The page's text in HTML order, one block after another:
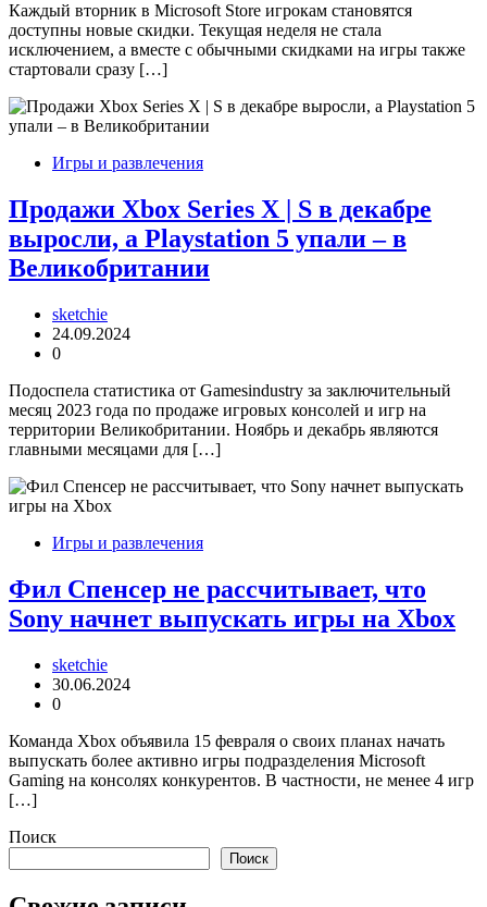
Каждый вторник в Microsoft Store игрокам становятся
доступны новые скидки. Текущая неделя не стала
исключением, а вместе с обычными скидками на игры также
стартовали сразу […]
Игры и развлечения
Продажи Xbox Series X | S в декабре
выросли, а Playstation 5 упали – в
Великобритании
sketchie
24.09.2024
0
Подоспела статистика от Gamesindustry за заключительный
месяц 2023 года по продаже игровых консолей и игр на
территории Великобритании. Ноябрь и декабрь являются
главными месяцами для […]
Игры и развлечения
Фил Спенсер не рассчитывает, что
Sony начнет выпускать игры на Xbox
sketchie
30.06.2024
0
Команда Xbox объявила 15 февраля о своих планах начать
выпускать более активно игры подразделения Microsoft
Gaming на консолях конкурентов. В частности, не менее 4 игр
[…]
Поиск
Поиск